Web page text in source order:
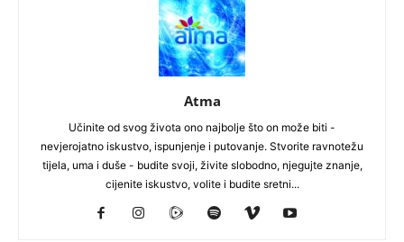
Atma
Učinite od svog života ono najbolje što on može biti -
nevjerojatno iskustvo, ispunjenje i putovanje. Stvorite ravnotežu
tijela, uma i duše - budite svoji, živite slobodno, njegujte znanje,
cijenite iskustvo, volite i budite sretni...